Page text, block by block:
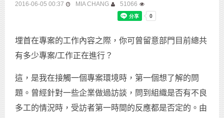
2016-06-05 00:37 MIA CHANG 51066
埋首在專案的工作內容之際，你可曾留意部門目前總共
有多少專案/工作正在進行？
這，是我在接觸一個專案環境時，第一個想了解的問
題。曾經針對一些企業做過訪談，問到組織是否有不良
多工的情況時，受訪者第一時間的反應都是否定的。由